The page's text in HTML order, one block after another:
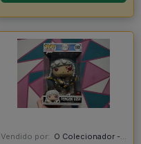
Vendido por: O Colecionador - SP